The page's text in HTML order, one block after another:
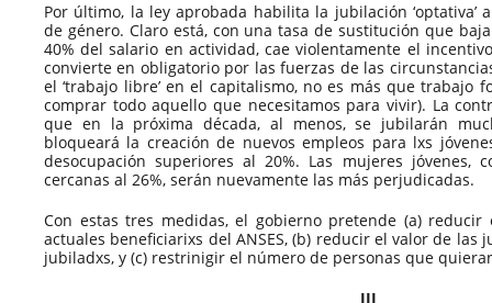
Por último, la ley aprobada habilita la jubilación ‘optativa’
de género. Claro está, con una tasa de sustitución que
40% del salario en actividad, cae violentamente el
convierte en obligatorio por las fuerzas de las
el ‘trabajo libre’ en el capitalismo, no es más que trabajo
comprar todo aquello que necesitamos para vivir). La
que en la próxima década, al menos, se jubilarán
bloqueará la creación de nuevos empleos para lxs
desocupación superiores al 20%. Las mujeres jóvenes,
cercanas al 26%, serán nuevamente las más perjudicadas.
Con estas tres medidas, el gobierno pretende (a)
actuales beneficiarixs del ANSES, (b) reducir el valor de las
jubiladxs, y (c) restrinigir el número de personas que
III